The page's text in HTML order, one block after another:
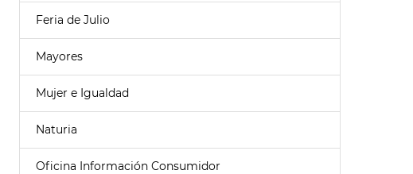
Feria de Julio
Mayores
Mujer e Igualdad
Naturia
Oficina Información Consumidor